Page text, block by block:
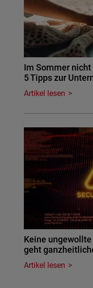
Im Sommer
5 Tipps zur
Artikel lesen
Keine
geht
Artikel lesen